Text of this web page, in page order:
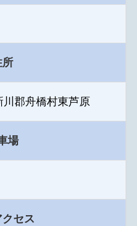
所
郡舟橋村東芦原
場
セス